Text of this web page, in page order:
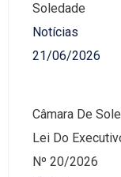
Soledade
Notícias
21/06/2026
Câmara De
Lei Do
Nº 20/2026